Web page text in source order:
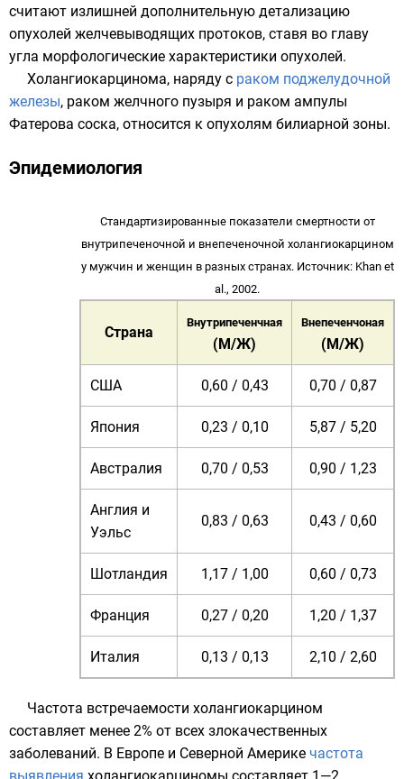
считают излишней дополнительную детализацию
опухолей желчевыводящих протоков, ставя во главу
угла морфологические характеристики опухолей.
Холангиокарцинома, наряду с раком поджелудочной
железы, раком желчного пузыря и раком ампулы
Фатерова соска, относится к опухолям билиарной зоны.
Эпидемиология
Страна
Внутрипеченчная
(М/Ж)
Внепеченчоная
(М/Ж)
Стандартизированные показатели смертности от
внутрипеченочной и внепеченочной холангиокарцином
у мужчин и женщин в разных странах. Источник: Khan et
al., 2002.
США 0,60 / 0,43 0,70 / 0,87
Япония 0,23 / 0,10 5,87 / 5,20
Австралия 0,70 / 0,53 0,90 / 1,23
Англия и
Уэльс
0,83 / 0,63 0,43 / 0,60
Шотландия 1,17 / 1,00 0,60 / 0,73
Франция 0,27 / 0,20 1,20 / 1,37
Италия 0,13 / 0,13 2,10 / 2,60
Частота встречаемости холангиокарцином
составляет менее 2% от всех злокачественных
заболеваний. В Европе и Северной Америке частота